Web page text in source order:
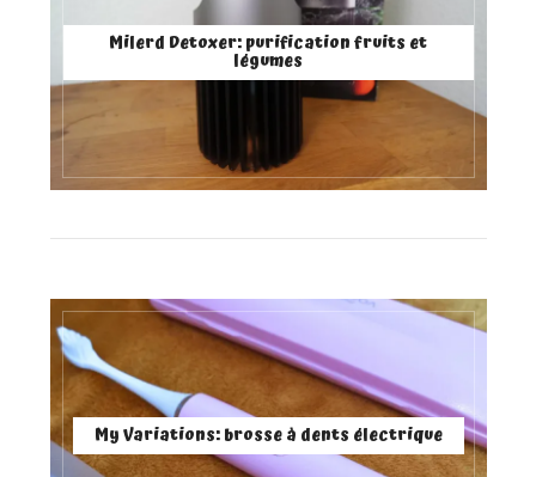
Milerd Detoxer: purification fruits et
légumes
My Variations: brosse à dents électrique